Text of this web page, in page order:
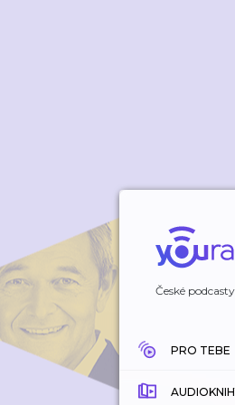
České
PRO TEBE